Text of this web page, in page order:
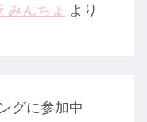
みんちょ より
グに参加中